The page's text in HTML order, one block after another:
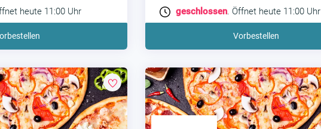
heute 11:00 Uhr
geschlossen. Öffnet heute 11:00 Uhr
Vorbestellen